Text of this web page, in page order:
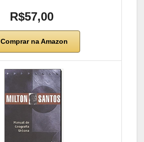
R$57,00
Comprar na Amazon